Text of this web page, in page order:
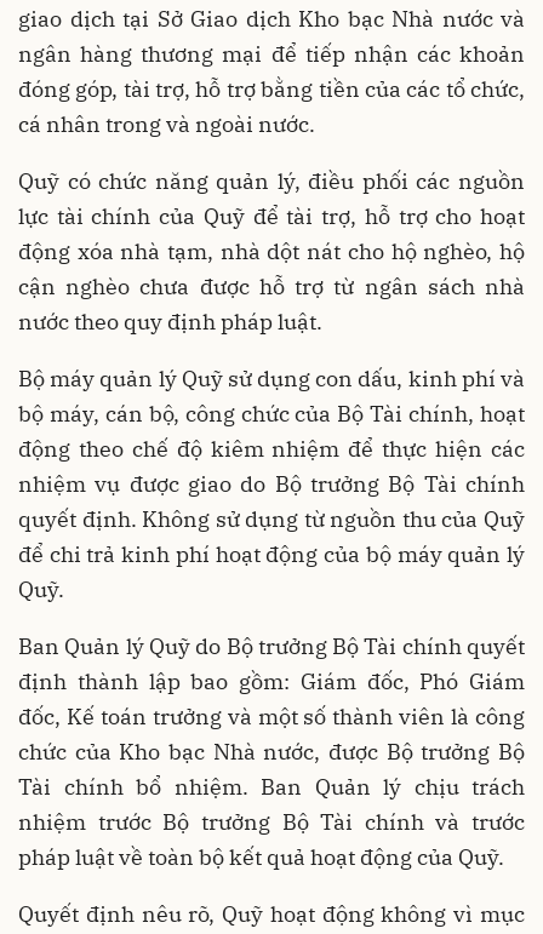
giao dịch tại Sở Giao dịch Kho bạc Nhà nước và
ngân hàng thương mại để tiếp nhận các khoản
đóng góp, tài trợ, hỗ trợ bằng tiền của các tổ chức,
cá nhân trong và ngoài nước.
Quỹ có chức năng quản lý, điều phối các nguồn
lực tài chính của Quỹ để tài trợ, hỗ trợ cho hoạt
động xóa nhà tạm, nhà dột nát cho hộ nghèo, hộ
cận nghèo chưa được hỗ trợ từ ngân sách nhà
nước theo quy định pháp luật.
Bộ máy quản lý Quỹ sử dụng con dấu, kinh phí và
bộ máy, cán bộ, công chức của Bộ Tài chính, hoạt
động theo chế độ kiêm nhiệm để thực hiện các
nhiệm vụ được giao do Bộ trưởng Bộ Tài chính
quyết định. Không sử dụng từ nguồn thu của Quỹ
để chi trả kinh phí hoạt động của bộ máy quản lý
Quỹ.
Ban Quản lý Quỹ do Bộ trưởng Bộ Tài chính quyết
định thành lập bao gồm: Giám đốc, Phó Giám
đốc, Kế toán trưởng và một số thành viên là công
chức của Kho bạc Nhà nước, được Bộ trưởng Bộ
Tài chính bổ nhiệm. Ban Quản lý chịu trách
nhiệm trước Bộ trưởng Bộ Tài chính và trước
pháp luật về toàn bộ kết quả hoạt động của Quỹ.
Quyết định nêu rõ, Quỹ hoạt động không vì mục